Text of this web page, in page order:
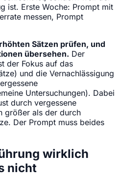
ist. Erste Woche: Prompt mit
messen, Prompt
Sätzen prüfen, und
übersehen. Der
der Fokus auf das
und die Vernachlässigung
Untersuchungen). Dabei
durch vergessene
größer als der durch
Der Prompt muss beides
wirklich
nicht